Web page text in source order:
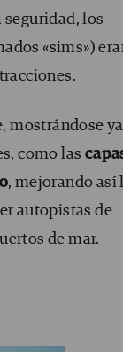
seguridad, los
«sims»)
mostrándose
como las
, mejorando así
autopistas de
de mar.